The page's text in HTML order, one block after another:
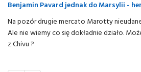
Benjamin Pavard jednak do Marsylii -
Na pozór drugie mercato Marotty
Ale nie wiemy co się dokładnie działo.
z Chivu ?